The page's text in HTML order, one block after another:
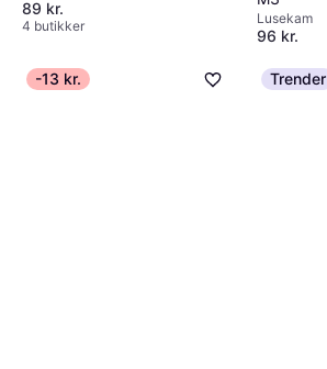
89 kr.
4 butikker Lusekam
96 kr.
-13 kr. Trender